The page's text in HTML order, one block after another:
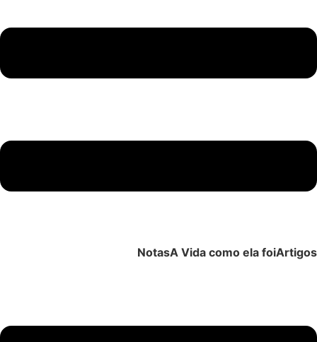
NotasA Vida como ela foiArtigos